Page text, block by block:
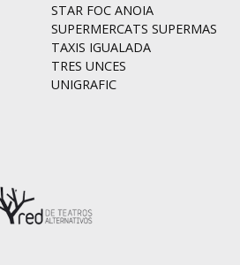
STAR FOC ANOIA
SUPERMERCATS SUPERMAS
TAXIS IGUALADA
TRES UNCES
UNIGRAFIC